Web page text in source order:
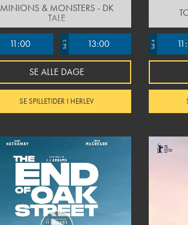
MINIONS & MONSTERS - DK
TALE
11:00 Sal 3 13:00
SE ALLE DAGE
SE SPILLETIDER I HERLEV
Sal 4